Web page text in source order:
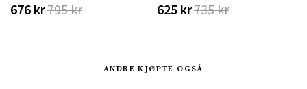
676 kr795 kr 625 kr735 kr
ANDRE KJØPTE OGSÅ